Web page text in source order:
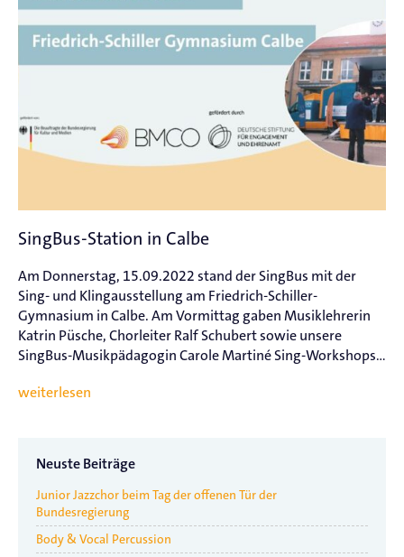
SingBus-Station in Calbe
Am Donnerstag, 15.09.2022 stand der SingBus mit der
Sing- und Klingausstellung am Friedrich-Schiller-
Gymnasium in Calbe. Am Vormittag gaben Musiklehrerin
Katrin Püsche, Chorleiter Ralf Schubert sowie unsere
SingBus-Musikpädagogin Carole Martiné Sing-Workshops...
weiterlesen
Neuste Beiträge
Junior Jazzchor beim Tag der offenen Tür der
Bundesregierung
Body & Vocal Percussion